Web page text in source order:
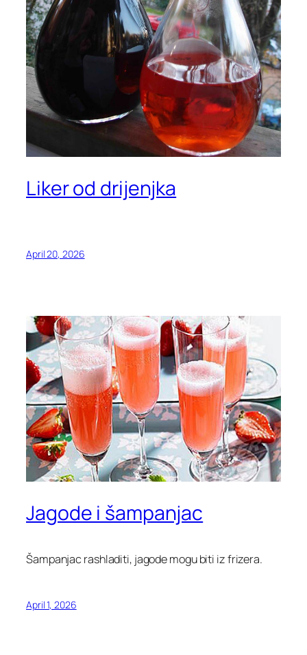
Liker od drijenjka
April 20, 2026
Jagode i šampanjac
Šampanjac rashladiti, jagode mogu biti iz frizera.
April 1, 2026